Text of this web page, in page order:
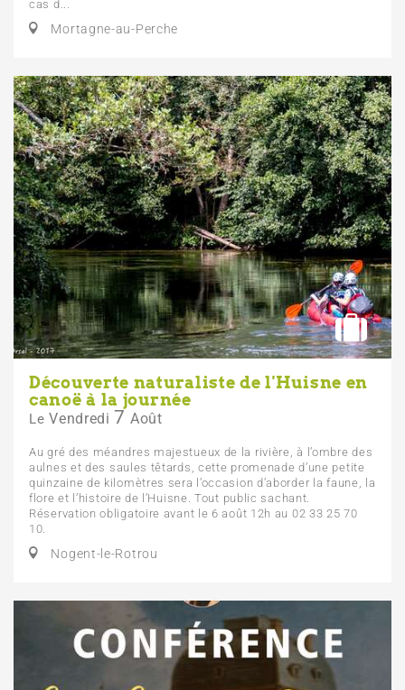
cas d...
Mortagne-au-Perche
Découverte naturaliste de l'Huisne en
canoë à la journée
Le Vendredi 7 Août
Au gré des méandres majestueux de la rivière, à l’ombre des
aulnes et des saules têtards, cette promenade d’une petite
quinzaine de kilomètres sera l’occasion d’aborder la faune, la
flore et l’histoire de l’Huisne. Tout public sachant.
Réservation obligatoire avant le 6 août 12h au 02 33 25 70
10.
Nogent-le-Rotrou